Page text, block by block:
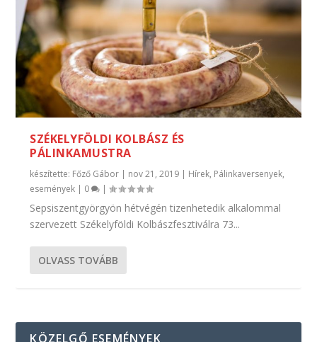
SZÉKELYFÖLDI KOLBÁSZ ÉS
PÁLINKAMUSTRA
készítette: Főző Gábor | nov 21, 2019 | Hírek, Pálinkaversenyek,
események | 0 |
Sepsiszentgyörgyön hétvégén tizenhetedik alkalommal
szervezett Székelyföldi Kolbászfesztiválra 73...
OLVASS TOVÁBB
KÖZELGŐ ESEMÉNYEK